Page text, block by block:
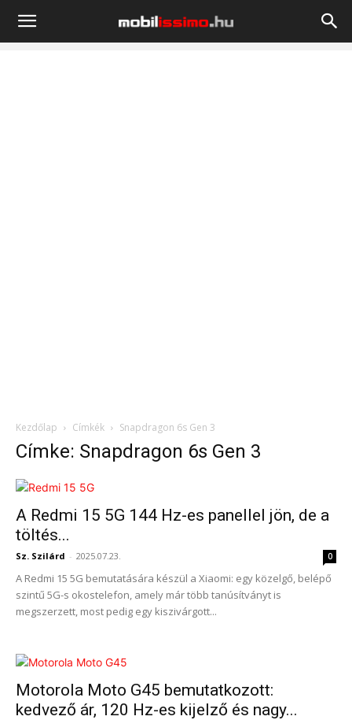
Mobilissimo.hu
Kezdőlap Címkék Snapdragon 6s Gen 3
Címke: Snapdragon 6s Gen 3
A Redmi 15 5G 144 Hz-es panellel jön, de a
töltés...
Sz. Szilárd - 2025.07.23. 0
A Redmi 15 5G bemutatására készül a Xiaomi: egy közelgő, belépő
szintű 5G-s okostelefon, amely már több tanúsítványt is
megszerzett, most pedig egy kiszivárgott...
Motorola Moto G45 bemutatkozott:
kedvező ár, 120 Hz-es kijelző és nagy...